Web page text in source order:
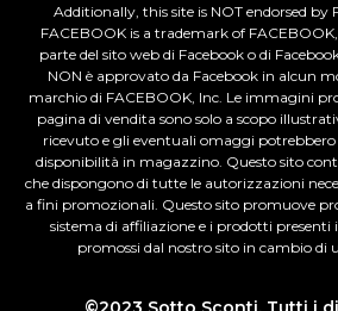
Additionally, this site is NOT endorsed by
FACEBOOK is a trademark of
parte del sito web di Facebook o di
NON è approvato da Facebook in alcun
marchio di FACEBOOK, Inc. Le immagini
pagina di vendita sono solo a scopo
ricevuto e gli eventuali omaggi potrebbero
disponibilità in magazzino. Questo sito
che dispongono di tutte le autorizzazioni
a fini promozionali. Questo sito promuove
sistema di affiliazione e i prodotti presenti
promossi dal nostro sito in cambio di